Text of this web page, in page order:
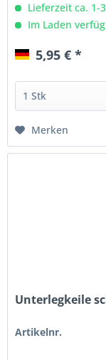
Lieferzeit ca. 1-
Im Laden
5,95 € *
Merken
Unterlegkeile
Artikelnr.